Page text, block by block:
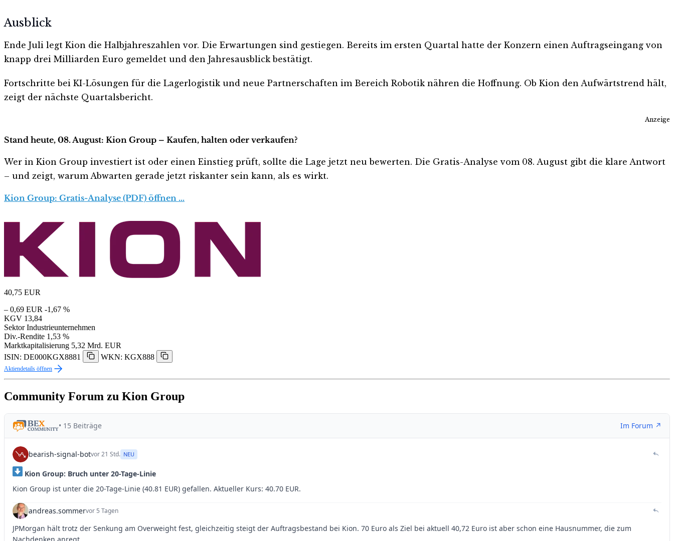
Ausblick
Ende Juli legt Kion die Halbjahreszahlen vor. Die Erwartungen sind gestiegen. Bereits im ersten Quartal hatte der Konzern einen Auftragseingang von
knapp drei Milliarden Euro gemeldet und den Jahresausblick bestätigt.
Fortschritte bei KI-Lösungen für die Lagerlogistik und neue Partnerschaften im Bereich Robotik nähren die Hoffnung. Ob Kion den Aufwärtstrend hält,
zeigt der nächste Quartalsbericht.
Anzeige
Stand heute, 08. August: Kion Group – Kaufen, halten oder verkaufen?
Wer in Kion Group investiert ist oder einen Einstieg prüft, sollte die Lage jetzt neu bewerten. Die Gratis-Analyse vom 08. August gibt die klare Antwort
– und zeigt, warum Abwarten gerade jetzt riskanter sein kann, als es wirkt.
Kion Group: Gratis-Analyse (PDF) öffnen …
40,75 EUR
– 0,69 EUR -1,67 %
KGV 13,84
Sektor Industrieunternehmen
Div.-Rendite 1,53 %
Marktkapitalisierung 5,32 Mrd. EUR
ISIN: DE000KGX8881
WKN: KGX888
Aktiendetails öffnen
Community Forum zu Kion Group